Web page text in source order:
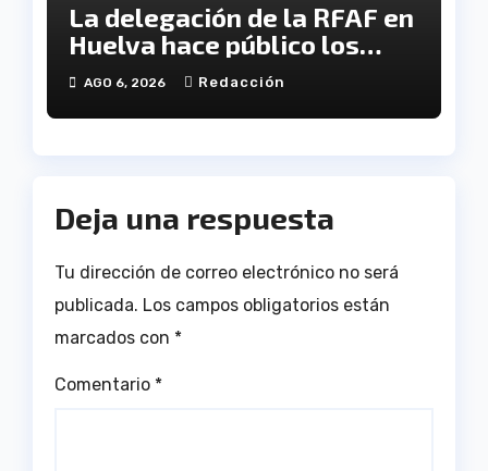
La delegación de la RFAF en
Huelva hace público los
calendarios de la categoría
juvenil
AGO 6, 2026 Redacción
Deja una respuesta
Tu dirección de correo electrónico no será
publicada. Los campos obligatorios están
marcados con *
Comentario *